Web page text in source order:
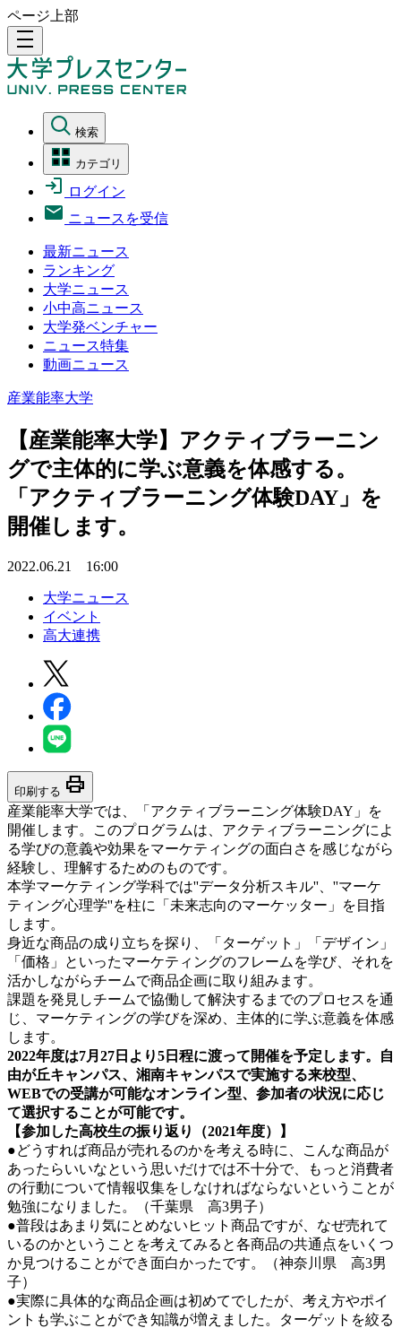
ページ上部
density_medium
検索
カテゴリ
ログイン
ニュースを受信
最新ニュース
ランキング
大学ニュース
小中高ニュース
大学発ベンチャー
ニュース特集
動画ニュース
産業能率大学
【産業能率大学】アクティブラーニン
グで主体的に学ぶ意義を体感する。
「アクティブラーニング体験DAY」を
開催します。
2022.06.21 16:00
大学ニュース
イベント
高大連携
印刷する print
産業能率大学では、「アクティブラーニング体験DAY」を
開催します。このプログラムは、アクティブラーニングによ
る学びの意義や効果をマーケティングの面白さを感じながら
経験し、理解するためのものです。
本学マーケティング学科では''データ分析スキル''、''マーケ
ティング心理学''を柱に「未来志向のマーケッター」を目指
します。
身近な商品の成り立ちを探り、「ターゲット」「デザイン」
「価格」といったマーケティングのフレームを学び、それを
活かしながらチームで商品企画に取り組みます。
課題を発見しチームで協働して解決するまでのプロセスを通
じ、マーケティングの学びを深め、主体的に学ぶ意義を体感
します。
2022年度は7月27日より5日程に渡って開催を予定します。自
由が丘キャンパス、湘南キャンパスで実施する来校型、
WEBでの受講が可能なオンライン型、参加者の状況に応じ
て選択することが可能です。
【参加した高校生の振り返り（2021年度）】
●どうすれば商品が売れるのかを考える時に、こんな商品が
あったらいいなという思いだけでは不十分で、もっと消費者
の行動について情報収集をしなければならないということが
勉強になりました。（千葉県 高3男子）
●普段はあまり気にとめないヒット商品ですが、なぜ売れて
いるのかということを考えてみると各商品の共通点をいくつ
か見つけることができ面白かったです。（神奈川県 高3男
子）
●実際に具体的な商品企画は初めてでしたが、考え方やポイ
ントも学ぶことができ知識が増えました。ターゲットを絞る